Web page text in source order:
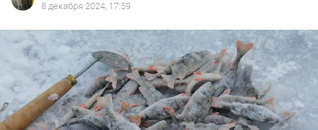
8 декабря 2024, 17:59